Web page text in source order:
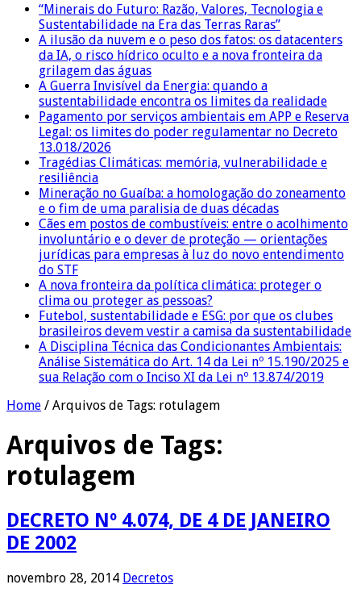
“Minerais do Futuro: Razão, Valores, Tecnologia e
Sustentabilidade na Era das Terras Raras”
A ilusão da nuvem e o peso dos fatos: os datacenters
da IA, o risco hídrico oculto e a nova fronteira da
grilagem das águas
A Guerra Invisível da Energia: quando a
sustentabilidade encontra os limites da realidade
Pagamento por serviços ambientais em APP e Reserva
Legal: os limites do poder regulamentar no Decreto
13.018/2026
Tragédias Climáticas: memória, vulnerabilidade e
resiliência
Mineração no Guaíba: a homologação do zoneamento
e o fim de uma paralisia de duas décadas
Cães em postos de combustíveis: entre o acolhimento
involuntário e o dever de proteção — orientações
jurídicas para empresas à luz do novo entendimento
do STF
A nova fronteira da política climática: proteger o
clima ou proteger as pessoas?
Futebol, sustentabilidade e ESG: por que os clubes
brasileiros devem vestir a camisa da sustentabilidade
A Disciplina Técnica das Condicionantes Ambientais:
Análise Sistemática do Art. 14 da Lei nº 15.190/2025 e
sua Relação com o Inciso XI da Lei nº 13.874/2019
Home / Arquivos de Tags: rotulagem
Arquivos de Tags:
rotulagem
DECRETO Nº 4.074, DE 4 DE JANEIRO
DE 2002
novembro 28, 2014 Decretos